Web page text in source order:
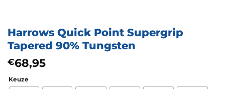
Harrows Quick Point Supergrip
Tapered 90% Tungsten
€68,95
Keuze